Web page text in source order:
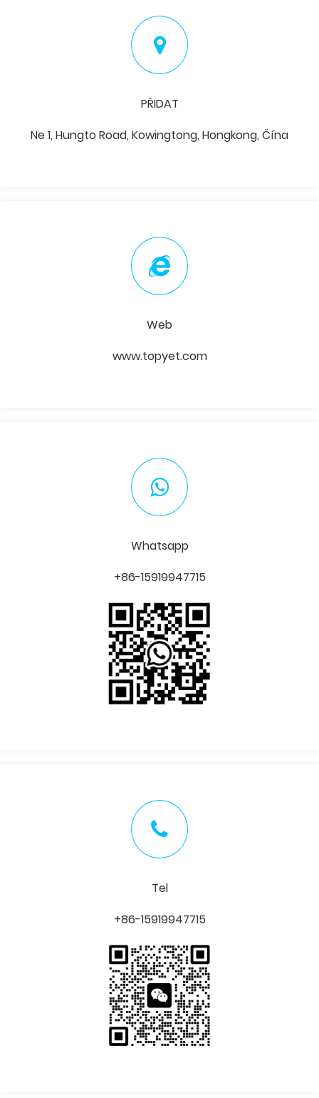
PŘIDAT
Ne 1, Hungto Road, Kowingtong, Hongkong, Čína
Web
www.topyet.com
Whatsapp
+86-15919947715
Tel
+86-15919947715